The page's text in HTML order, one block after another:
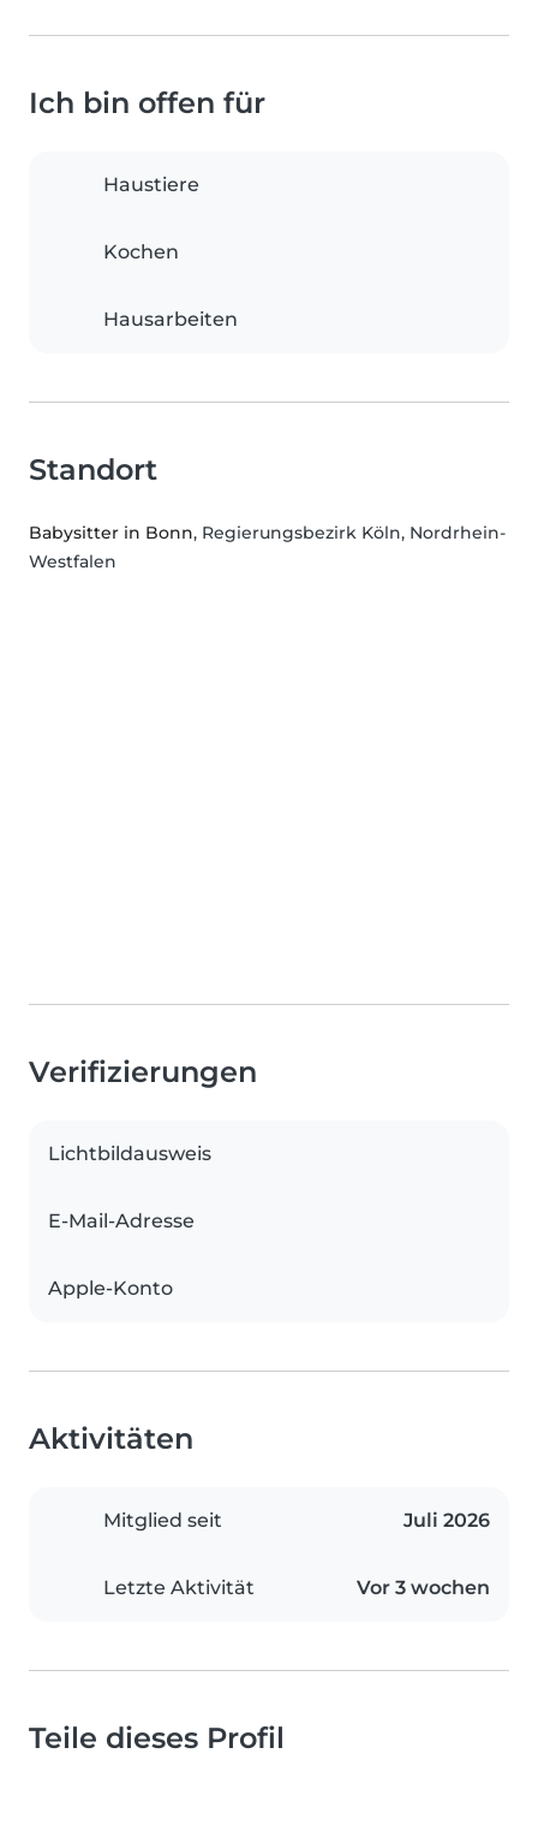
Ich bin offen für
Haustiere
Kochen
Hausarbeiten
Standort
Babysitter in Bonn, Regierungsbezirk Köln, Nordrhein-
Westfalen
Verifizierungen
Lichtbildausweis
E-Mail-Adresse
Apple-Konto
Aktivitäten
Mitglied seit Juli 2026
Letzte Aktivität Vor 3 wochen
Teile dieses Profil